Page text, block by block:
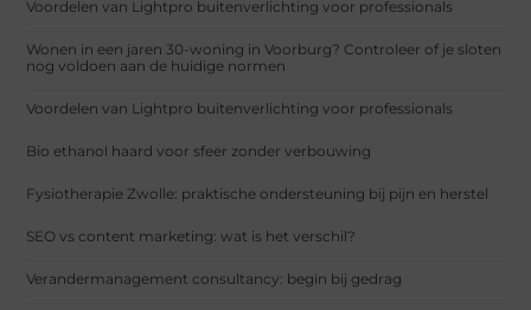
Voordelen van Lightpro buitenverlichting voor professionals
Wonen in een jaren 30-woning in Voorburg? Controleer of je sloten
nog voldoen aan de huidige normen
Voordelen van Lightpro buitenverlichting voor professionals
Bio ethanol haard voor sfeer zonder verbouwing
Fysiotherapie Zwolle: praktische ondersteuning bij pijn en herstel
SEO vs content marketing: wat is het verschil?
Verandermanagement consultancy: begin bij gedrag